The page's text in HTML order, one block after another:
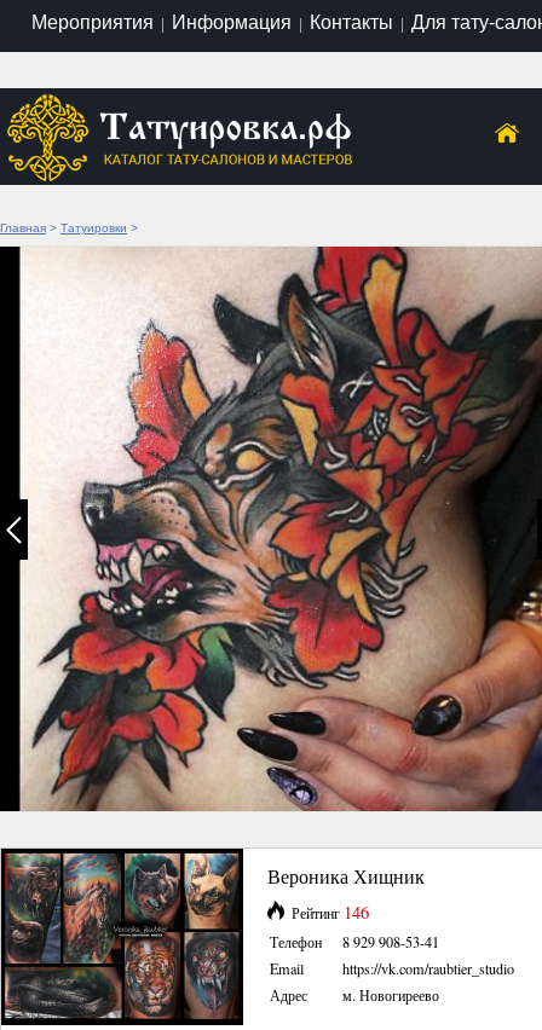
Мероприятия | Информация | Контакты | Для тату-
Главная > Татуировки >
Вероника Хищник
Рейтинг 146
Телефон
8 929 908-53-41
Email
https://vk.com/raubtier_studio
Адрес
м. Новогиреево